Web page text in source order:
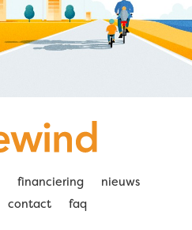
financiering
nieuws
contact faq